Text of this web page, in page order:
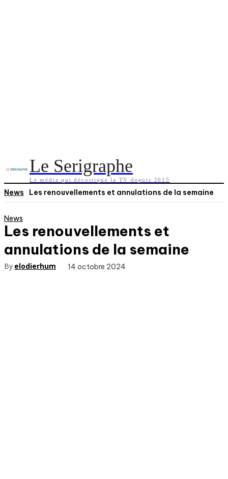
Le Serigraphe
Le média qui décortique la TV depuis 2015
News Les renouvellements et annulations de la semaine
News
Les renouvellements et
annulations de la semaine
By elodierhum 14 octobre 2024